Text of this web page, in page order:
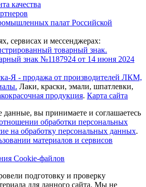
сервисах и мессенджерах:
товарный знак.
знак №1187924 от 14 июня 2024
Я - продажа от производителей ЛКМ,
Лаки, краски, эмали, шпатлевки,
продукция. Карта сайта
данные, вы принимаете и соглашаетесь
обработки персональных
на обработку персональных данных.
материалов и сервисов
Cookie-файлов
подготовку и проверку
для данного сайта. Мы не